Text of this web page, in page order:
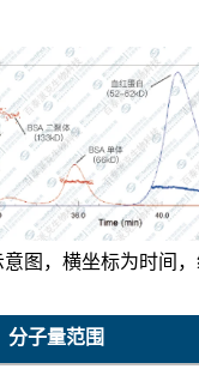
图，横坐标为时间
分子量范围